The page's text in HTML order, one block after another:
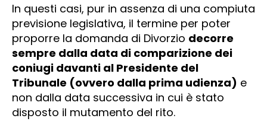
In questi casi, pur in assenza di una compiuta
previsione legislativa, il termine per poter
proporre la domanda di Divorzio decorre
sempre dalla data di comparizione dei
coniugi davanti al Presidente del
Tribunale (ovvero dalla prima udienza) e
non dalla data successiva in cui è stato
disposto il mutamento del rito.